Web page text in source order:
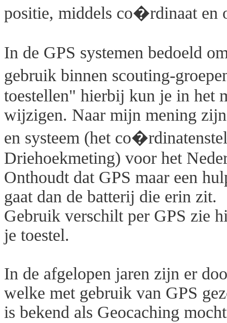
positie, middels co�rdinaat en
In de GPS systemen bedoeld
gebruik binnen scouting-
toestellen" hierbij kun je in het
wijzigen. Naar mijn mening
en systeem (het
Driehoekmeting) voor het
Onthoudt dat GPS maar een
gaat dan de batterij die erin zit.
Gebruik verschilt per GPS zie
je toestel.
In de afgelopen jaren zijn er
welke met gebruik van GPS
is bekend als Geocaching